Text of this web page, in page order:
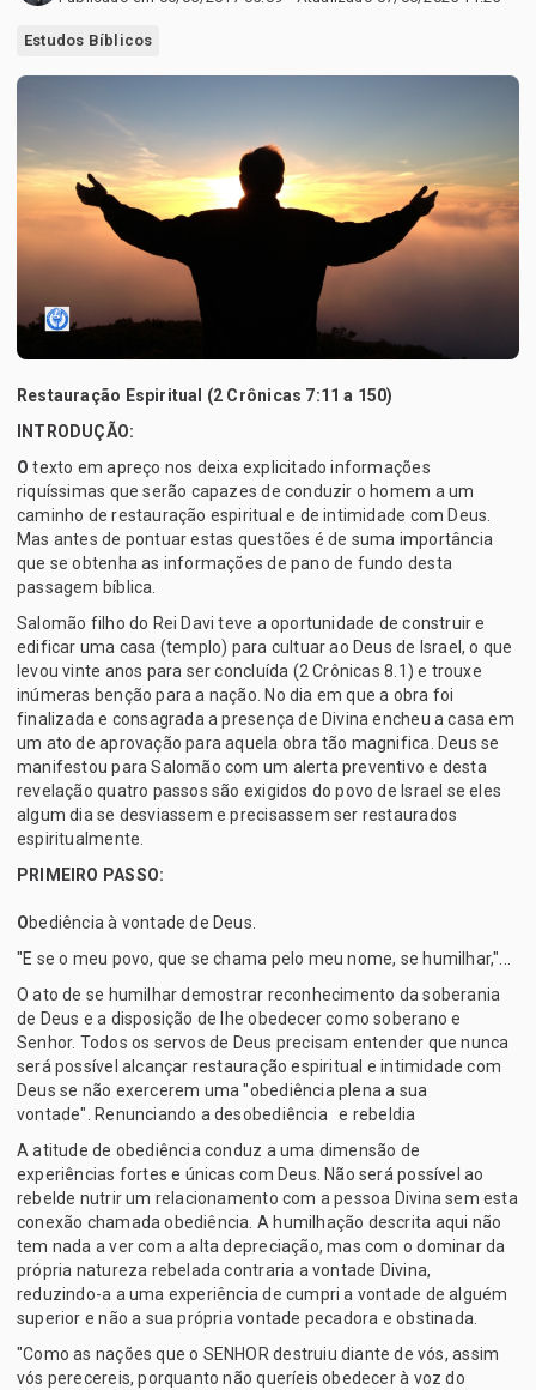
Estudos Bíblicos
Restauração Espiritual (2 Crônicas 7:11 a 150)
INTRODUÇÃO:
O texto em apreço nos deixa explicitado informações
riquíssimas que serão capazes de conduzir o homem a um
caminho de restauração espiritual e de intimidade com Deus.
Mas antes de pontuar estas questões é de suma importância
que se obtenha as informações de pano de fundo desta
passagem bíblica.
Salomão filho do Rei Davi teve a oportunidade de construir e
edificar uma casa (templo) para cultuar ao Deus de Israel, o que
levou vinte anos para ser concluída (2 Crônicas 8.1) e trouxe
inúmeras benção para a nação. No dia em que a obra foi
finalizada e consagrada a presença de Divina encheu a casa em
um ato de aprovação para aquela obra tão magnifica. Deus se
manifestou para Salomão com um alerta preventivo e desta
revelação quatro passos são exigidos do povo de Israel se eles
algum dia se desviassem e precisassem ser restaurados
espiritualmente.
PRIMEIRO PASSO:
Obediência à vontade de Deus.
"E se o meu povo, que se chama pelo meu nome, se humilhar,"...
O ato de se humilhar demostrar reconhecimento da soberania
de Deus e a disposição de lhe obedecer como soberano e
Senhor. Todos os servos de Deus precisam entender que nunca
será possível alcançar restauração espiritual e intimidade com
Deus se não exercerem uma "obediência plena a sua
vontade". Renunciando a desobediência e rebeldia
A atitude de obediência conduz a uma dimensão de
experiências fortes e únicas com Deus. Não será possível ao
rebelde nutrir um relacionamento com a pessoa Divina sem esta
conexão chamada obediência. A humilhação descrita aqui não
tem nada a ver com a alta depreciação, mas com o dominar da
própria natureza rebelada contraria a vontade Divina,
reduzindo-a a uma experiência de cumpri a vontade de alguém
superior e não a sua própria vontade pecadora e obstinada.
"Como as nações que o SENHOR destruiu diante de vós, assim
vós perecereis, porquanto não queríeis obedecer à voz do